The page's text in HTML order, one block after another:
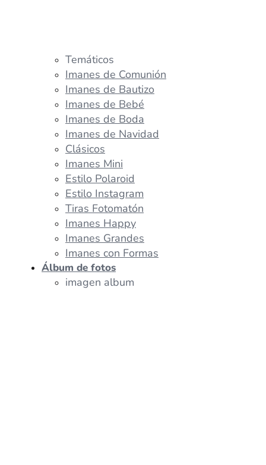
Temáticos
Imanes de Comunión
Imanes de Bautizo
Imanes de Bebé
Imanes de Boda
Imanes de Navidad
Clásicos
Imanes Mini
Estilo Polaroid
Estilo Instagram
Tiras Fotomatón
Imanes Happy
Imanes Grandes
Imanes con Formas
Álbum de fotos
imagen album